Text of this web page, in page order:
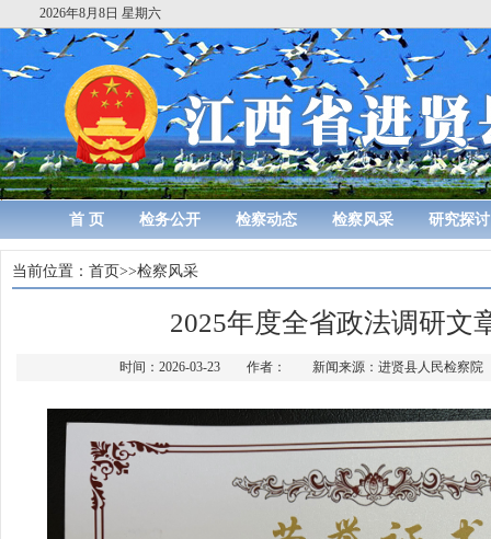
2026年8月8日 星期六
首 页 检务公开 检察动态 检察风采 研究探讨
当前位置： 首页>>检察风采
2025年度全省政法调研文
时间：2026-03-23 作者： 新闻来源：进贤县人民检察